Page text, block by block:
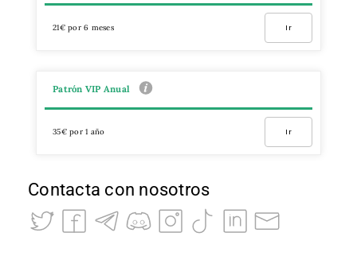
21€ por 6 meses Ir
Patrón VIP Anual
35€ por 1 año Ir
Contacta con nosotros